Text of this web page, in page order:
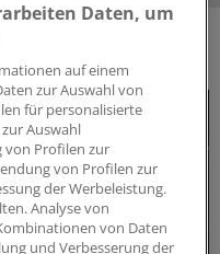
Daten, um
auf einem
zur Auswahl von
für personalisierte
Auswahl
von Profilen zur
von Profilen zur
der Werbeleistung.
Analyse von
von Daten
und Verbesserung der